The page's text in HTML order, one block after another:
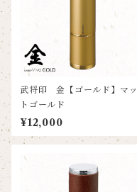
武将印 金【ゴールド】マッ
トゴールド
¥12,000